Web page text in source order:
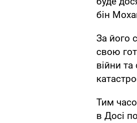
бін
За його
свою
війни
Тим
в Досі